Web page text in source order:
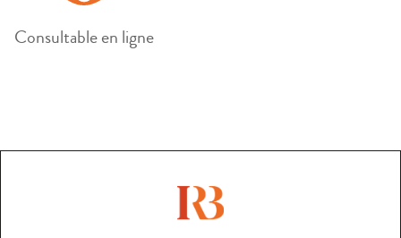
Consultable en ligne